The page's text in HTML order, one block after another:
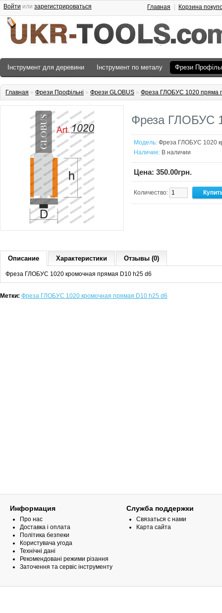
Войти или зарегистрироваться Главная Корзина
Інструмент для деревини Інструмент по металу Фрези
Главная » Фрези Профільні » Фрези GLOBUS » Фреза ГЛОБУС 1020 пряма
Фреза ГЛОБУС
Модель: Фреза ГЛОБУС 1020
Наличие: В наличии
Цена: 350.00грн.
Количество:
Описание Характеристики Отзывы (0)
Фреза ГЛОБУС 1020 кромочная прямая D10 h25 d6
Метки: Фреза ГЛОБУС 1020 кромочная прямая D10 h25 d6
Информация
Про нас
Доставка і оплата
Політика безпеки
Користувача угода
Технічні дані
Рекомендовані режими різання
Заточення та сервіс інструменту
Служба поддержки
Связаться с нами
Карта сайта